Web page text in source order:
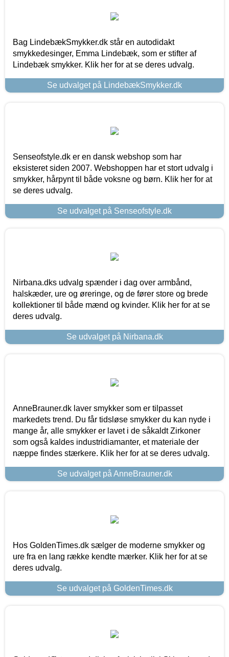
Bag LindebækSmykker.dk står en autodidakt
smykkedesinger, Emma Lindebæk, som er stifter af
Lindebæk smykker. Klik her for at se deres udvalg.
Se udvalget på LindebækSmykker.dk
Senseofstyle.dk er en dansk webshop som har
eksisteret siden 2007. Webshoppen har et stort udvalg i
smykker, hårpynt til både voksne og børn. Klik her for at
se deres udvalg.
Se udvalget på Senseofstyle.dk
Nirbana.dks udvalg spænder i dag over armbånd,
halskæder, ure og øreringe, og de fører store og brede
kollektioner til både mænd og kvinder. Klik her for at se
deres udvalg.
Se udvalget på Nirbana.dk
AnneBrauner.dk laver smykker som er tilpasset
markedets trend. Du får tidsløse smykker du kan nyde i
mange år, alle smykker er lavet i de såkaldt Zirkoner
som også kaldes industridiamanter, et materiale der
næppe findes stærkere. Klik her for at se deres udvalg.
Se udvalget på AnneBrauner.dk
Hos GoldenTimes.dk sælger de moderne smykker og
ure fra en lang række kendte mærker. Klik her for at se
deres udvalg.
Se udvalget på GoldenTimes.dk